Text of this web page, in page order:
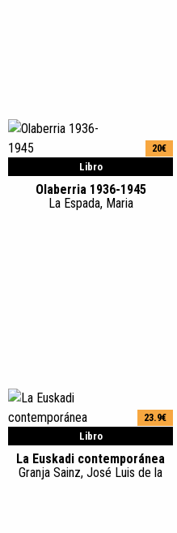
Libro
20€
Olaberria 1936-1945
La Espada, Maria
Libro
23.9€
La Euskadi contemporánea
Granja Sainz, José Luis de la